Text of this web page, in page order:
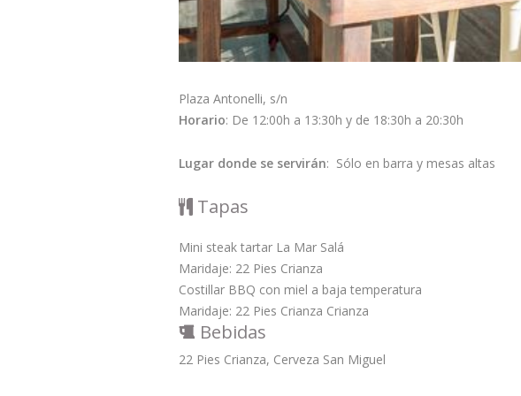
Plaza Antonelli, s/n
Horario: De 12:00h a 13:30h y de 18:30h a 20:30h
Lugar donde se servirán: Sólo en barra y mesas altas
Tapas
Mini steak tartar La Mar Salá
Maridaje: 22 Pies Crianza
Costillar BBQ con miel a baja temperatura
Maridaje: 22 Pies Crianza Crianza
Bebidas
22 Pies Crianza, Cerveza San Miguel